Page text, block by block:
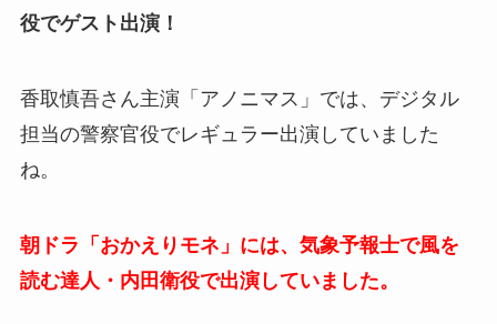
役でゲスト出演！
香取慎吾さん主演「アノニマス」では、デジタル
担当の警察官役でレギュラー出演していました
ね。
朝ドラ「おかえりモネ」には、気象予報士で風を
読む達人・内田衛役で出演していました。